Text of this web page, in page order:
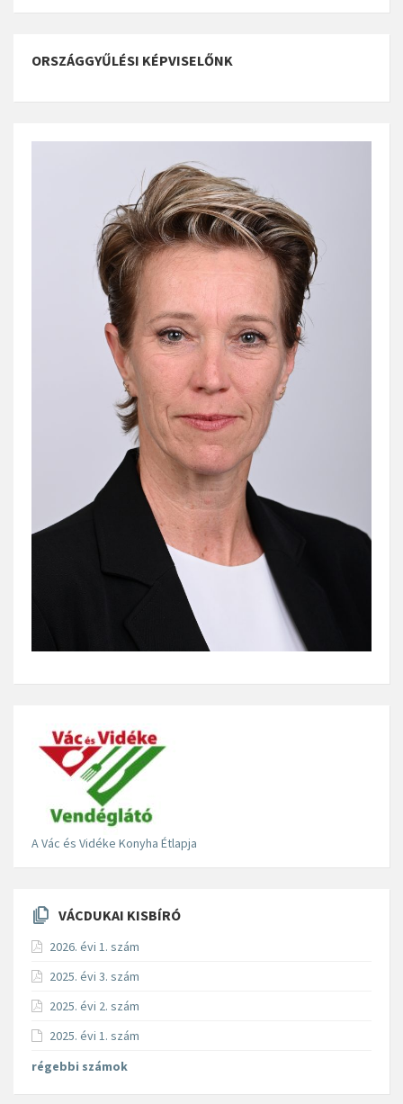
ORSZÁGGYŰLÉSI KÉPVISELŐNK
A Vác és Vidéke Konyha Étlapja
VÁCDUKAI KISBÍRÓ
2026. évi 1. szám
2025. évi 3. szám
2025. évi 2. szám
2025. évi 1. szám
régebbi számok